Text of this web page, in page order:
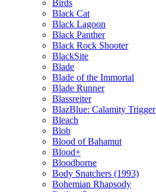
Birds
Black Cat
Black Lagoon
Black Panther
Black Rock Shooter
BlackSite
Blade
Blade of the Immortal
Blade Runner
Blassreiter
BlazBlue: Calamity Trigger
Bleach
Blob
Blood of Bahamut
Blood+
Bloodborne
Body Snatchers (1993)
Bohemian Rhapsody